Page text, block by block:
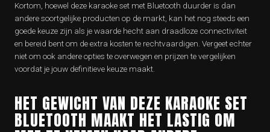
Kortom, hoewel deze karaoke set met Bluetooth duurder is dan
andere soortgelijke producten op de markt, kan het nog steeds een
goede keuze zijn als je waarde hecht aan draadloze connectiviteit
en bereid bent om de extra kosten te rechtvaardigen. Vergeet echter
niet om ook andere opties te overwegen en prijzen te vergelijken
voordat je jouw definitieve keuze maakt.
HET GEWICHT VAN DEZE KARAOKE SET
BLUETOOTH MAAKT HET LASTIG OM